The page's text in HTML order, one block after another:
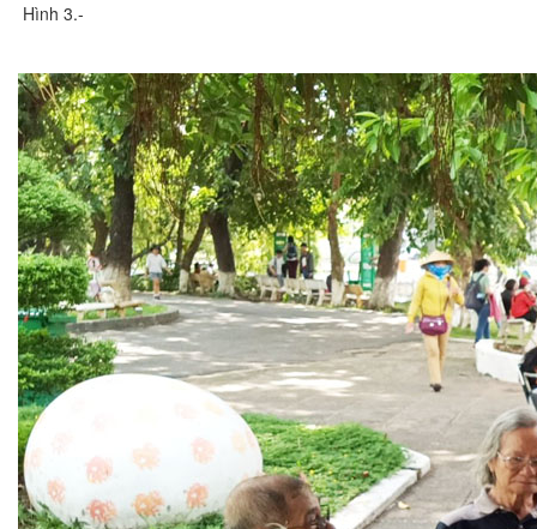
Hình 3.-